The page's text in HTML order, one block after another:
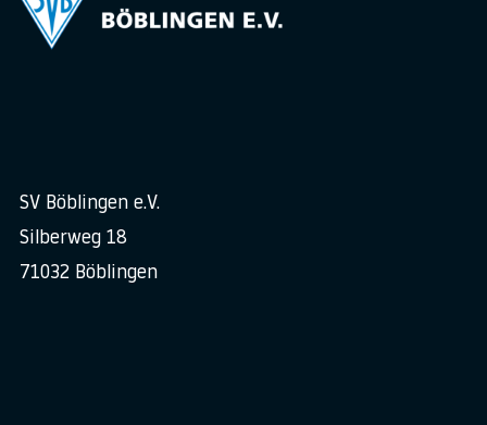
SV Böblingen e.V.
Silberweg 18
71032 Böblingen